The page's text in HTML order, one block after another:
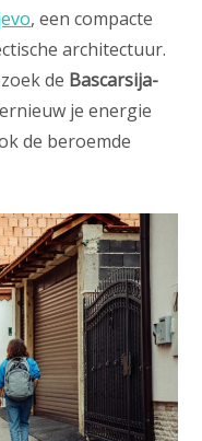
, een compacte
architectuur.
de Bascarsija-
je energie
de beroemde